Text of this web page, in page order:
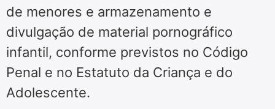
de menores e armazenamento e
divulgação de material pornográfico
infantil, conforme previstos no Código
Penal e no Estatuto da Criança e do
Adolescente.